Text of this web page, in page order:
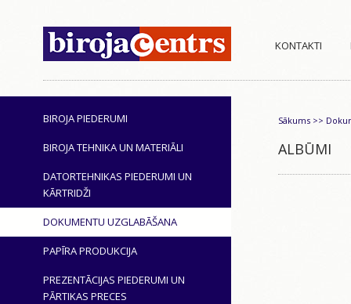
KONTAKTI
BIROJA PIEDERUMI
BIROJA TEHNIKA UN MATERIĀLI
DATORTEHNIKAS PIEDERUMI UN
KĀRTRIDŽI
DOKUMENTU UZGLABĀŠANA
PAPĪRA PRODUKCIJA
PREZENTĀCIJAS PIEDERUMI UN
PĀRTIKAS PRECES
Sākums >>
ALBŪMI